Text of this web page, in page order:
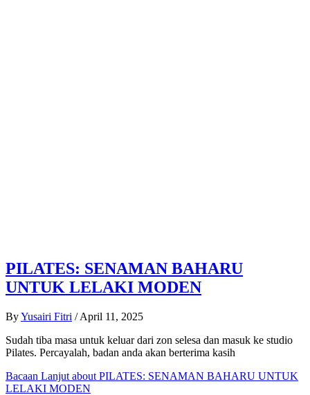
PILATES: SENAMAN BAHARU
UNTUK LELAKI MODEN
ByYusairi Fitri / April 11, 2025
Sudah tiba masa untuk keluar dari zon selesa dan masuk ke studio
Pilates. Percayalah, badan anda akan berterima kasih
Bacaan Lanjut about PILATES: SENAMAN BAHARU UNTUK
LELAKI MODEN